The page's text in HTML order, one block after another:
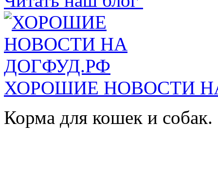
ХОРОШИЕ НОВОСТИ
Корма для кошек и